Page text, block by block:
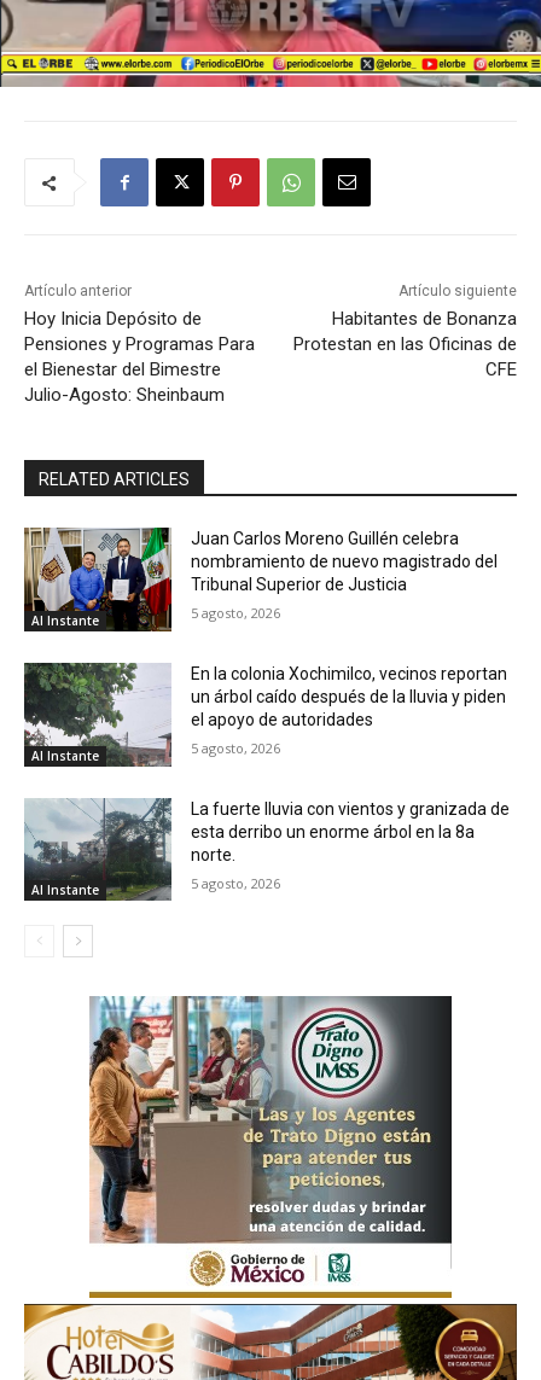
Artículo anterior
Hoy Inicia Depósito de
Pensiones y Programas Para
el Bienestar del Bimestre
Julio-Agosto: Sheinbaum
Artículo siguiente
Habitantes de Bonanza
Protestan en las Oficinas de
CFE
RELATED ARTICLES
Al Instante
Juan Carlos Moreno Guillén celebra
nombramiento de nuevo magistrado del
Tribunal Superior de Justicia
5 agosto, 2026
Al Instante
En la colonia Xochimilco, vecinos reportan
un árbol caído después de la lluvia y piden
el apoyo de autoridades
5 agosto, 2026
Al Instante
La fuerte lluvia con vientos y granizada de
esta derribo un enorme árbol en la 8a
norte.
5 agosto, 2026